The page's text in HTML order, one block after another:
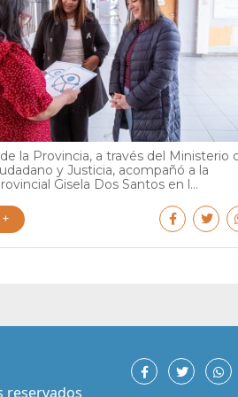
la Provincia, a través del Ministerio
y Justicia, acompañó a la
Gisela Dos Santos en l...
reservados